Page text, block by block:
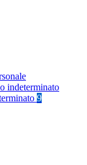
indeterminato
9